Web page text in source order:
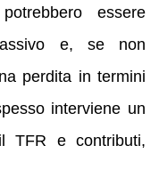
essere
e, se non
perdita in termini
interviene un
TFR e contributi,